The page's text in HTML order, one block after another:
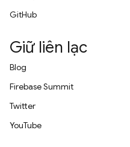
GitHub
Giữ liên lạc
Blog
Firebase Summit
Twitter
YouTube